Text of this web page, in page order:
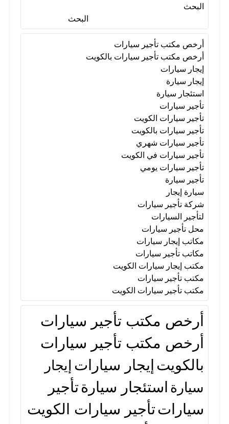
البحث
البحث
أرخص مكتب تأجير سيارات
أرخص مكتب تأجير سيارات بالكويت
إيجار سيارات
إيجار سيارة
استئجار سيارة
تأجير سيارات
تأجير سيارات الكويت
تأجير سيارات بالكويت
تأجير سيارات شهري
تأجير سيارات في الكويت
تأجير سيارات يومي
تأجير سيارة
سيارة إيجار
شركة تأجير سيارات
لتأجير السيارات
محل تأجير سيارات
مكاتب إيجار سيارات
مكاتب تأجير سيارات
مكتب إيجار سيارات الكويت
مكتب تأجير سيارات
مكتب تأجير سيارات الكويت
أرخص مكتب تأجير سيارات
أرخص مكتب تأجير سيارات
بالكويتإيجار سيارات إيجار
سيارةاستئجار سيارةتأجير
سياراتتأجير سيارات الكويت